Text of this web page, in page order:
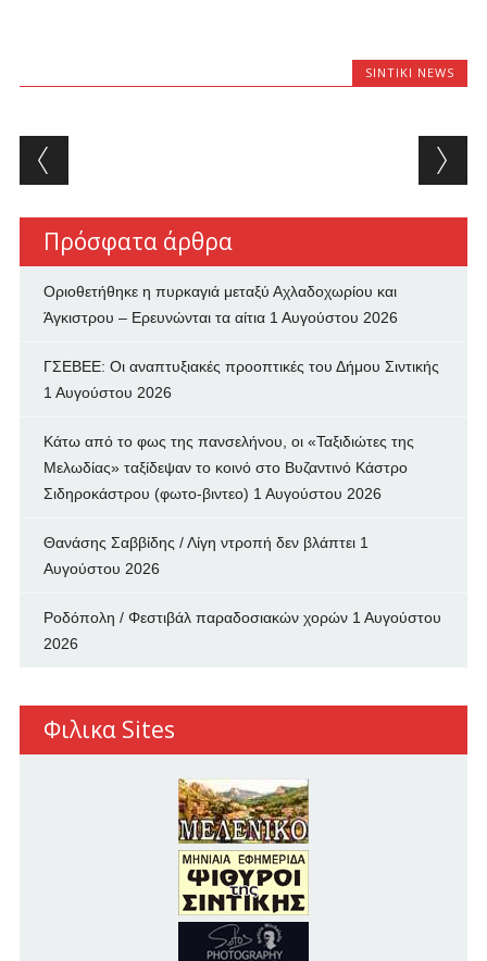
SINTIKI NEWS
Post navigation
Πρόσφατα άρθρα
Οριοθετήθηκε η πυρκαγιά μεταξύ Αχλαδοχωρίου και
Άγκιστρου – Ερευνώνται τα αίτια 1 Αυγούστου 2026
ΓΣΕΒΕΕ: Οι αναπτυξιακές προοπτικές του Δήμου Σιντικής
1 Αυγούστου 2026
Κάτω από το φως της πανσελήνου, οι «Ταξιδιώτες της
Μελωδίας» ταξίδεψαν το κοινό στο Βυζαντινό Κάστρο
Σιδηροκάστρου (φωτο-βιντεο) 1 Αυγούστου 2026
Θανάσης Σαββίδης / Λίγη ντροπή δεν βλάπτει 1
Αυγούστου 2026
Ροδόπολη / Φεστιβάλ παραδοσιακών χορών 1 Αυγούστου
2026
Φιλικα Sites